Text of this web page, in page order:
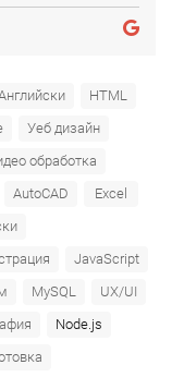
HTML
Уеб дизайн
обработка
AutoCAD
Excel
JavaScript
MySQL
UX/UI
Node.js